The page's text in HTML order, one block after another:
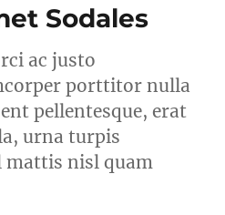
Sodales
ac justo
porttitor nulla
pellentesque, erat
urna turpis
mattis nisl quam